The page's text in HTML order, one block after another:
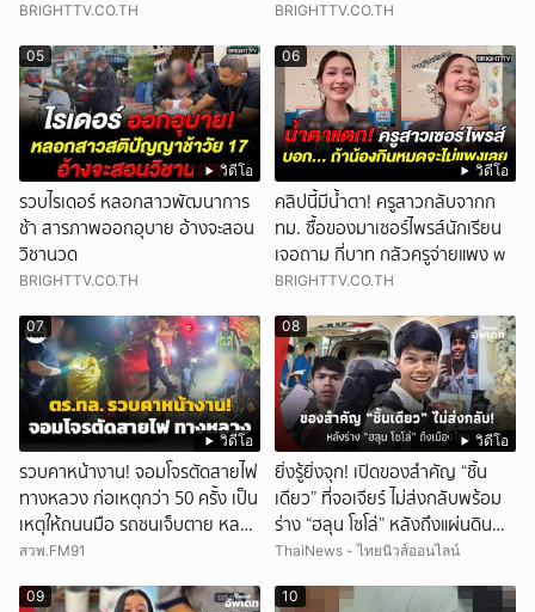
BRIGHTTV.CO.TH BRIGHTTV.CO.TH
วิดีโอ
05
รวบไรเดอร์ หลอกสาวพัฒนาการ
ช้า สารภาพออกอุบาย อ้างจะสอน
วิชานวด
BRIGHTTV.CO.TH
วิดีโอ
06
คลิปนี้มีน้ำตา! ครูสาวกลับจากก
ทม. ซื้อของมาเซอร์ไพรส์นักเรียน
เจอถาม กี่บาท กลัวครูจ่ายแพง w
BRIGHTTV.CO.TH
วิดีโอ
07
รวบคาหน้างาน! จอมโจรตัดสายไฟ
ทางหลวง ก่อเหตุกว่า 50 ครั้ง เป็น
เหตุให้ถนนมือ รถชนเจ็บตาย หลาย
สิบราย เสียหายราว 10 ล้าน
สวพ.FM91
วิดีโอ
08
ยิ่งรู้ยิ่งจุก! เปิดของสำคัญ “ชิ้น
เดียว” ที่จอเจียร์ ไม่ส่งกลับพร้อม
ร่าง “ฮลุน โซโล่” หลังถึงแผ่นดิน
ไทย!
ThaiNews - ไทยนิวส์ออนไลน์
09 10